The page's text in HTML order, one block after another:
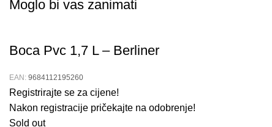
Moglo bi vas zanimati
Boca Pvc 1,7 L – Berliner
EAN: 9684112195260
Registrirajte se za cijene!
Nakon registracije pričekajte na odobrenje!
Sold out